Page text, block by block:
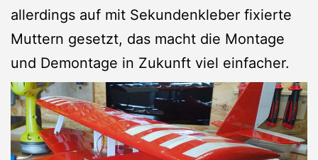
allerdings auf mit Sekundenkleber fixierte
Muttern gesetzt, das macht die Montage
und Demontage in Zukunft viel einfacher.